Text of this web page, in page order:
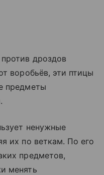
дроздов
воробьёв, эти птицы
предметы
ненужные
их по веткам. По его
предметов,
менять